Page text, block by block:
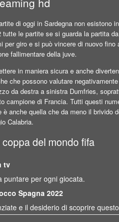
di oggi in Sardegna non esistono
le partite se si guarda la partita
giro e si può vincere di nuovo
fallimentare della juve.
in maniera sicura e anche
che possono valutare
da destra a sinistra Dumfries,
campione di Francia. Tutti questi
anche quella che da meno il brivido
Calabria.
del mondo fifa
tv
puntare per ogni giocata.
Spagna 2022
e il desiderio di scoprire